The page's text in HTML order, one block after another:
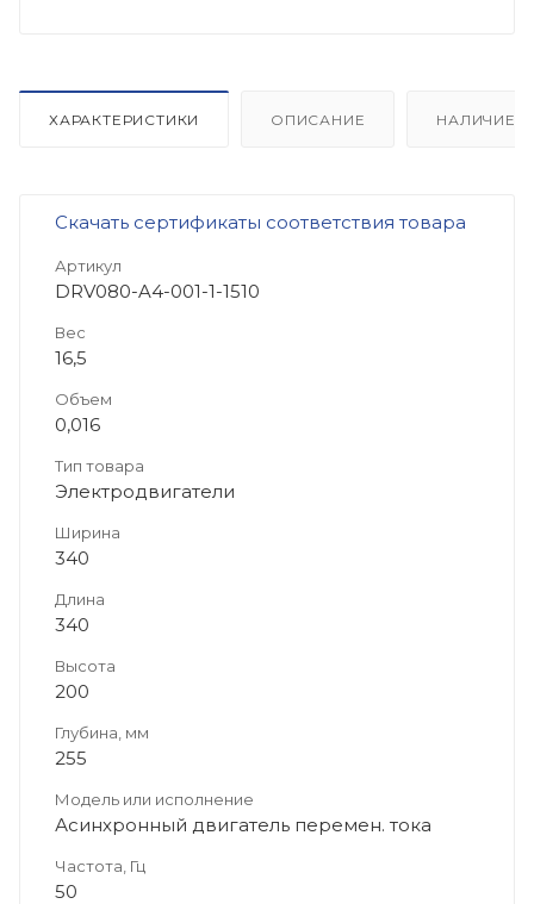
ХАРАКТЕРИСТИКИ ОПИСАНИЕ НАЛИЧИЕ
Скачать сертификаты соответствия товара
Артикул
DRV080-A4-001-1-1510
Вес
16,5
Объем
0,016
Тип товара
Электродвигатели
Ширина
340
Длина
340
Высота
200
Глубина, мм
255
Модель или исполнение
Асинхронный двигатель перемен. тока
Частота, Гц
50